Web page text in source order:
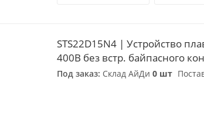
STS22D15N4 | Устройство
400В без встр. байпасного
Под заказ: Склад АйДи 0 шт